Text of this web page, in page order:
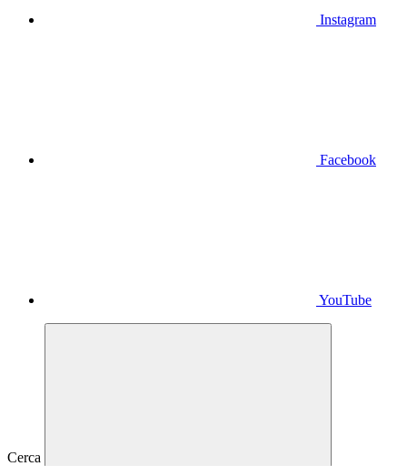
Instagram
Facebook
YouTube
Cerca